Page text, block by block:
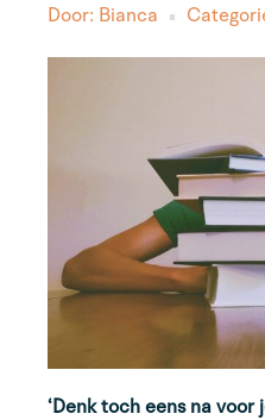
Door: Bianca
‘Denk toch eens na voor